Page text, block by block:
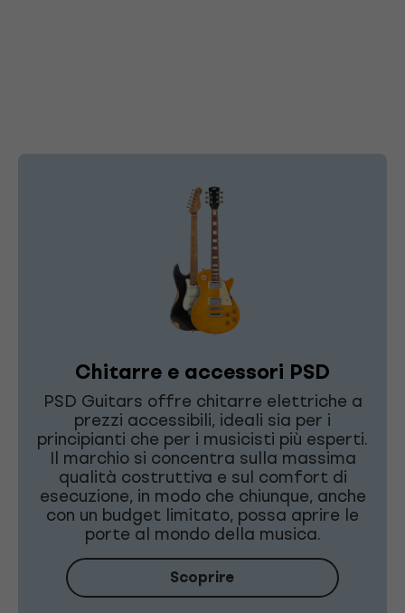
Chitarre e accessori PSD
PSD Guitars offre chitarre elettriche a
prezzi accessibili, ideali sia per i
principianti che per i musicisti più esperti.
Il marchio si concentra sulla massima
qualità costruttiva e sul comfort di
esecuzione, in modo che chiunque, anche
con un budget limitato, possa aprire le
porte al mondo della musica.
Scoprire